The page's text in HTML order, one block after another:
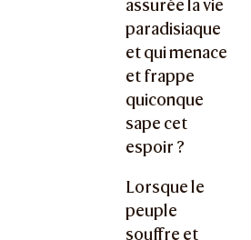
assurée la vie
paradisiaque
et qui menace
et frappe
quiconque
sape cet
espoir ?
Lorsque le
peuple
souffre et